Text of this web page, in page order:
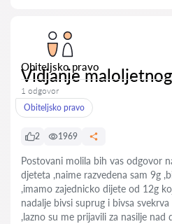
Obiteljsko pravo
Vidjanje
1 odgovor
Obiteljsko pravo
2 1969
Postovani molila bih vas odgovor
djeteta ,naime razvedena sam 9g
,imamo zajednicko dijete od 12g
nadalje bivsi suprug i bivsa
,lazno su me prijavili za nasilje nad